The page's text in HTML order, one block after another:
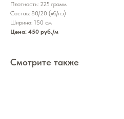
Плотность: 225 грамм
Состав: 80/20 (хб/пэ)
Ширина: 150 см
Цена: 450 руб./м
Смотрите также